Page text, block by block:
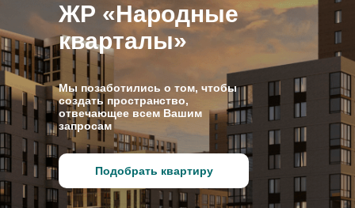
ЖР «Народные
кварталы»
Подобрать квартиру
Мы позаботились о том, чтобы
создать пространство,
отвечающее всем Вашим
запросам